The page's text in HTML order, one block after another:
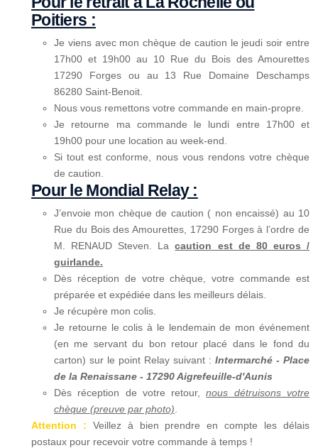
Poitiers :
Je viens avec mon chèque de caution le jeudi soir entre
17h00 et 19h00 au 10 Rue du Bois des Amourettes
17290 Forges ou au 13 Rue Domaine Deschamps
86280 Saint-Benoit.
Nous vous remettons votre commande en main-propre.
Je retourne ma commande le lundi entre 17h00 et
19h00 pour une location au week-end.
Si tout est conforme, nous vous rendons votre chèque
de caution.
Pour le Mondial Relay :
J’envoie mon chèque de caution ( non encaissé) au 10
Rue du Bois des Amourettes, 17290 Forges à l’ordre de
M. RENAUD Steven. Lacaution est de 80 euros /
guirlande.
Dès réception de votre chèque, votre commande est
préparée et expédiée dans les meilleurs délais.
Je récupère mon colis.
Je retourne le colis à le lendemain de mon événement
(en me servant du bon retour placé dans le fond du
carton) sur le point Relay suivant : Intermarché - Place
de la Renaissane - 17290 Aigrefeuille-d'Aunis
Dès réception de votre retour,nous détruisons votre
chèque (preuve par photo)
Attention : Veillez à bien prendre en compte les délais
postaux pour recevoir votre commande à temps !